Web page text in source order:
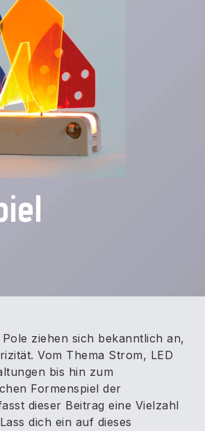
ziehen sich bekanntlich an,
Vom Thema Strom, LED
bis hin zum
Formenspiel der
dieser Beitrag eine Vielzahl
dich ein auf dieses